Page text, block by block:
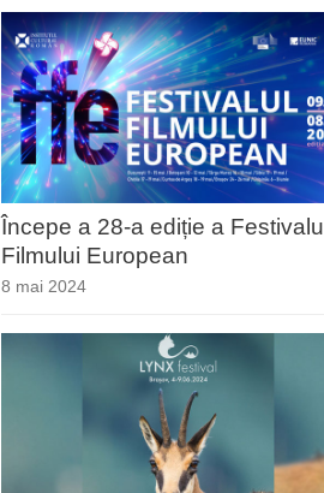
Începe a 28-a ediție a Festivalul
Filmului European
8 mai 2024